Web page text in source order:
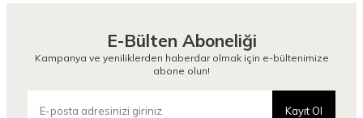
E-Bülten Aboneliği
Kampanya ve yeniliklerden haberdar olmak için e-bültenimize
abone olun!
Kayıt Ol